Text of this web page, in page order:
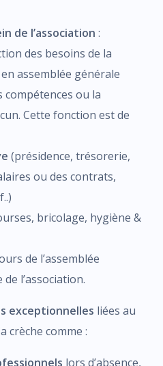
de l’association :
des besoins de la
assemblée générale
compétences ou la
Cette fonction est de
(présidence, trésorerie,
ou des contrats,
bricolage, hygiène &
de l’assemblée
l’association.
exceptionnelles liées au
crèche comme :
lors d’absence,